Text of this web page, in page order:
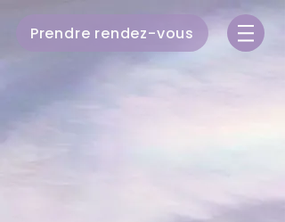
Prendre rendez-vous